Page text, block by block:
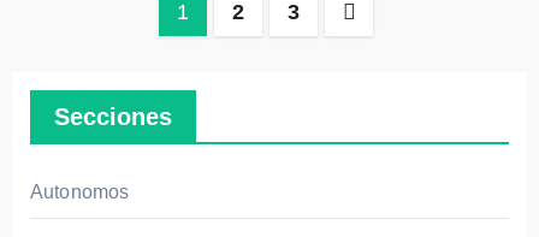
Paginación
entradas
1 2 3
Secciones
Autonomos